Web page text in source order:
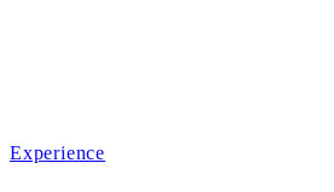
Experience